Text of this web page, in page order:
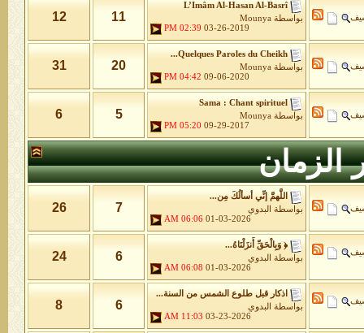
L’Imâm Al-Hasan Al-Basrî
بواسطة Mounya
03-26-2019
02:39 PM
11
12
Quelques Paroles du Cheikh...
بواسطة Mounya
09-06-2020
04:42 PM
20
31
Sama : Chant spirituel
بواسطة Mounya
09-29-2017
05:20 PM
5
6
الزمان
اللَّهمَّ إنِّي أسألُكَ مِن...
بواسطة
البدوي
01-03-2026
06:06 AM
7
26
﴿ وَبِالْحَقِّ أَنزَلْنَاهُ...
بواسطة
البدوي
01-03-2026
06:08 AM
6
24
اذكار قبل طلوع الشمس من السنة...
بواسطة
البدوي
03-23-2026
11:03 AM
6
8